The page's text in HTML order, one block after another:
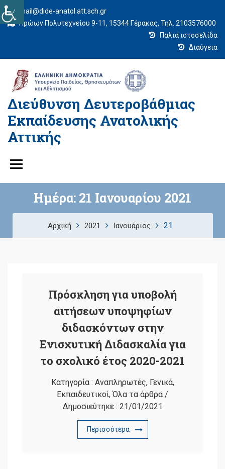
mail@dide-anatol.att.sch.gr
Ηρώων Πολυτεχνείου 9-11, 15344 Γέρακας, Τηλ. 2103576000
Παλιά ιστοσελίδα
Διαύγεια
Διεύθυνση Δευτεροβάθμιας
Εκπαίδευσης Ανατολικής
Αττικής
Ημέρα: 21 Ιανουαρίου 2021
Αρχική 2021 Ιανουάριος 21
Πρόσκληση για υποβολή
αιτήσεων υποψηφίων
διδασκόντων στην
Ενισχυτική Διδασκαλία για
το σχολικό έτος 2020-2021
Κατηγορία : Αναπληρωτές, Γενικά,
Εκπαιδευτικοί,Όλα τα άρθρα /
Δημοσιεύτηκε : 21/01/2021
Περισσότερα